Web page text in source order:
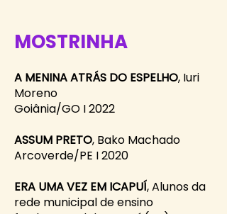
MOSTRINHA
A MENINA ATRÁS DO ESPELHO, Iuri
Moreno
Goiânia/GO I 2022
ASSUM PRETO, Bako Machado
Arcoverde/PE I 2020
ERA UMA VEZ EM ICAPUÍ, Alunos da
rede municipal de ensino